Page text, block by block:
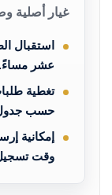
غيار أصلية
استقبال
عشر مساءً.
تغطية
حسب جدول
إمكانية
وقت